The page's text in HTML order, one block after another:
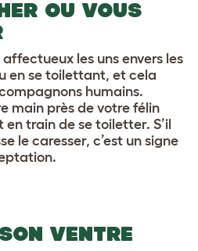
OU VOUS
les uns envers les
en se toilettant, et cela
humains.
main près de votre félin
en train de se toiletter. S’il
le caresser, c’est un signe
VENTRE